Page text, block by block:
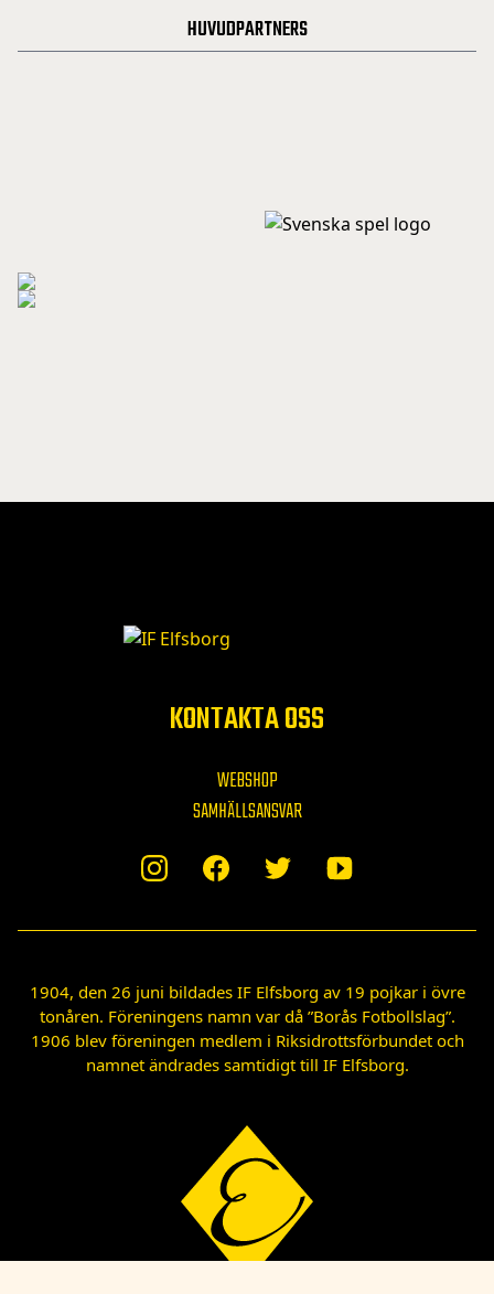
HUVUDPARTNERS
KONTAKTA OSS
WEBSHOP
SAMHÄLLSANSVAR
1904, den 26 juni bildades IF Elfsborg av 19 pojkar i övre
tonåren. Föreningens namn var då ”Borås Fotbollslag”.
1906 blev föreningen medlem i Riksidrottsförbundet och
namnet ändrades samtidigt till IF Elfsborg.